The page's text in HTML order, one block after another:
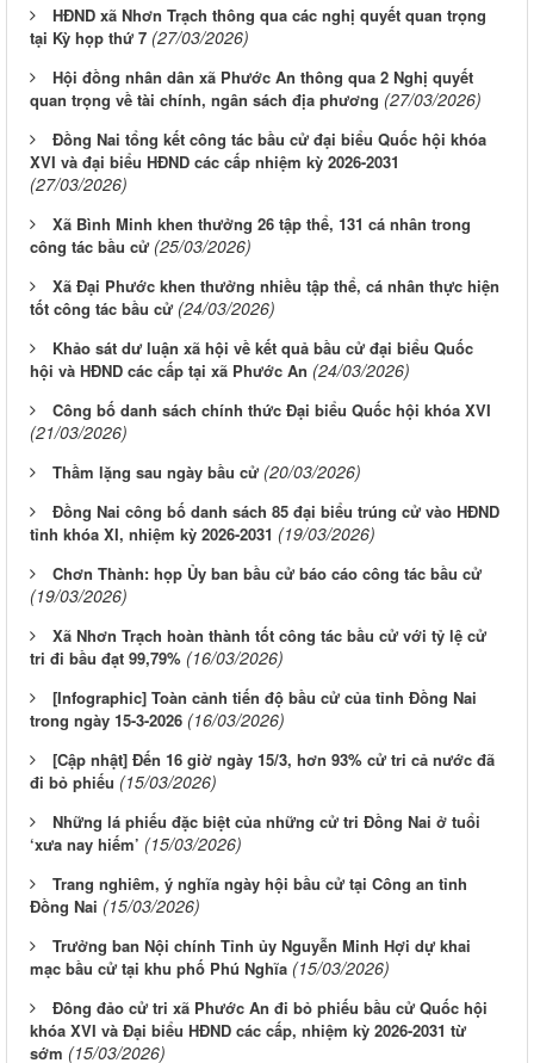
HĐND xã Nhơn Trạch thông qua các nghị quyết quan trọng
tại Kỳ họp thứ 7 (27/03/2026)
Hội đồng nhân dân xã Phước An thông qua 2 Nghị quyết
quan trọng về tài chính, ngân sách địa phương (27/03/2026)
Đồng Nai tổng kết công tác bầu cử đại biểu Quốc hội khóa
XVI và đại biểu HĐND các cấp nhiệm kỳ 2026-2031
(27/03/2026)
Xã Bình Minh khen thưởng 26 tập thể, 131 cá nhân trong
công tác bầu cử (25/03/2026)
Xã Đại Phước khen thưởng nhiều tập thể, cá nhân thực hiện
tốt công tác bầu cử (24/03/2026)
Khảo sát dư luận xã hội về kết quả bầu cử đại biểu Quốc
hội và HĐND các cấp tại xã Phước An (24/03/2026)
Công bố danh sách chính thức Đại biểu Quốc hội khóa XVI
(21/03/2026)
Thầm lặng sau ngày bầu cử (20/03/2026)
Đồng Nai công bố danh sách 85 đại biểu trúng cử vào HĐND
tỉnh khóa XI, nhiệm kỳ 2026-2031 (19/03/2026)
Chơn Thành: họp Ủy ban bầu cử báo cáo công tác bầu cử
(19/03/2026)
Xã Nhơn Trạch hoàn thành tốt công tác bầu cử với tỷ lệ cử
tri đi bầu đạt 99,79% (16/03/2026)
[Infographic] Toàn cảnh tiến độ bầu cử của tỉnh Đồng Nai
trong ngày 15-3-2026 (16/03/2026)
[Cập nhật] Đến 16 giờ ngày 15/3, hơn 93% cử tri cả nước đã
đi bỏ phiếu (15/03/2026)
Những lá phiếu đặc biệt của những cử tri Đồng Nai ở tuổi
‘xưa nay hiếm’ (15/03/2026)
Trang nghiêm, ý nghĩa ngày hội bầu cử tại Công an tỉnh
Đồng Nai (15/03/2026)
Trưởng ban Nội chính Tỉnh ủy Nguyễn Minh Hợi dự khai
mạc bầu cử tại khu phố Phú Nghĩa (15/03/2026)
Đông đảo cử tri xã Phước An đi bỏ phiếu bầu cử Quốc hội
khóa XVI và Đại biểu HĐND các cấp, nhiệm kỳ 2026-2031 từ
sớm (15/03/2026)